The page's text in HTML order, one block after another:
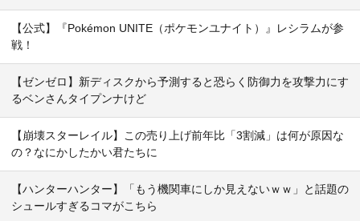
【公式】『Pokémon UNITE（ポケモンユナイト）』レシラムが参
戦！
【ゼンゼロ】新ディスクから予測すると恐らく防御力を攻撃力にす
るベンさんタイプンナけど
【崩壊スターレイル】この売り上げ前年比「3割減」は何が原因な
の？なにかしたかい君たちに
【ハンターハンター】「もう機関車にしか見えないｗｗ」と話題の
シュールすぎるコマがこちら